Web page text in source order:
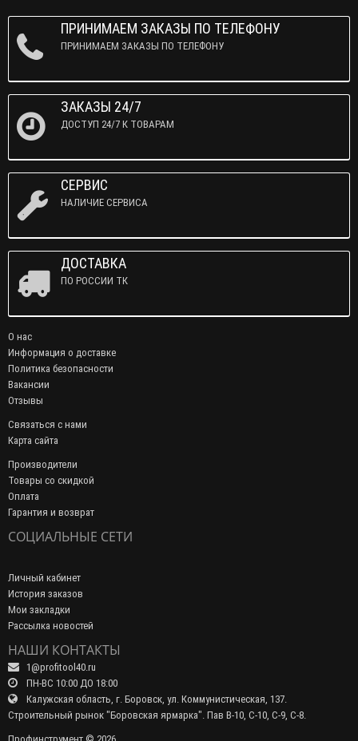
ПРИНИМАЕМ ЗАКАЗЫ ПО ТЕЛЕФОНУ
ПРИНИМАЕМ ЗАКАЗЫ ПО ТЕЛЕФОНУ
ЗАКАЗЫ 24/7
ДОСТУП 24/7 К ТОВАРАМ
СЕРВИС
НАЛИЧИЕ СЕРВИСА
ДОСТАВКА
ПО РОССИИ ТК
О нас
Информация о доставке
Политика безопасности
Вакансии
Отзывы
Связаться с нами
Карта сайта
Производители
Товары со скидкой
Оплата
Гарантия и возврат
СОЦИАЛЬНЫЕ СЕТИ
Личный кабинет
История заказов
Мои закладки
Рассылка новостей
НАШИ КОНТАКТЫ
1@profitool40.ru
ПН-ВС 10:00 ДО 18:00
Калужская область, г. Боровск, ул. Коммунистическая, 137.
Строительный рынок "Боровская ярмарка". Пав В-10, С-10, С-9, С-8.